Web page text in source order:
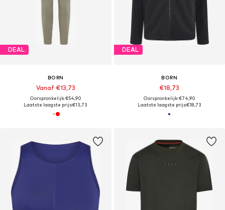
DEAL
BORN
Vanaf €13,73
Oorspronkelijk: €54,90
Laatste laagste prijs:€13,73
DEAL
BORN
€18,73
Oorspronkelijk: €74,90
Laatste laagste prijs:€18,73